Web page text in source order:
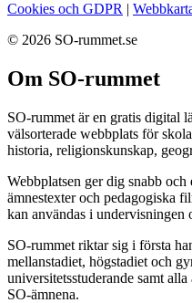
Cookies och GDPR |
© 2026 SO-rummet.se
Om SO-rummet
SO-rummet är en gratis digital
välsorterade webbplats för
historia, religionskunskap,
Webbplatsen ger dig snabb
ämnestexter och pedagogiska
kan användas i undervisningen
SO-rummet riktar sig i första
mellanstadiet, högstadiet och
universitetsstuderande samt
SO-ämnena.